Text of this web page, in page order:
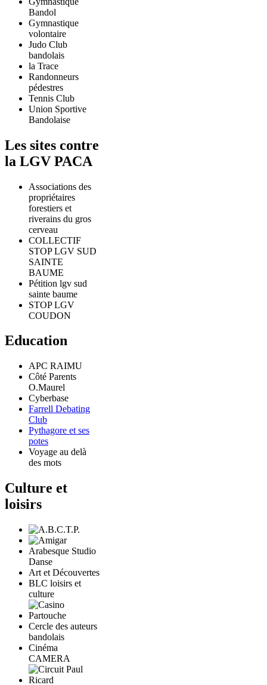
Bandol
Gymnastique
volontaire
Judo Club
bandolais
la Trace
Randonneurs
pédestres
Tennis Club
Union Sportive
Bandolaise
Les sites contre
la LGV PACA
Associations des
propriétaires
forestiers et
riverains du gros
cerveau
COLLECTIF
STOP LGV SUD
SAINTE
BAUME
Pétition lgv sud
sainte baume
STOP LGV
COUDON
Education
APC RAIMU
Côté Parents
O.Maurel
Cyberbase
Farrell Debating
Club
Pythagore et ses
potes
Voyage au delà
des mots
Culture et
loisirs
Arabesque Studio
Danse
Art et Découvertes
BLC loisirs et
culture
Cercle des auteurs
bandolais
Cinéma
CAMERA